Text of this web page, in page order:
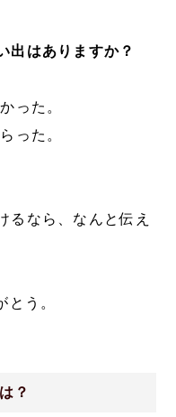
出はありますか？
った。
った。
るなら、なんと伝え
う。
？